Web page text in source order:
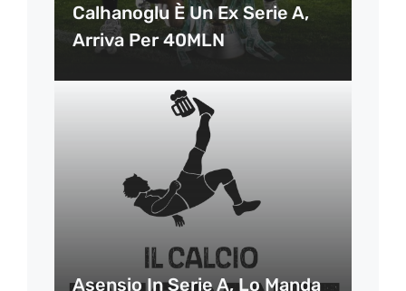
Calhanoglu È Un Ex Serie A,
Arriva Per 40MLN
Asensio In Serie A, Lo Manda